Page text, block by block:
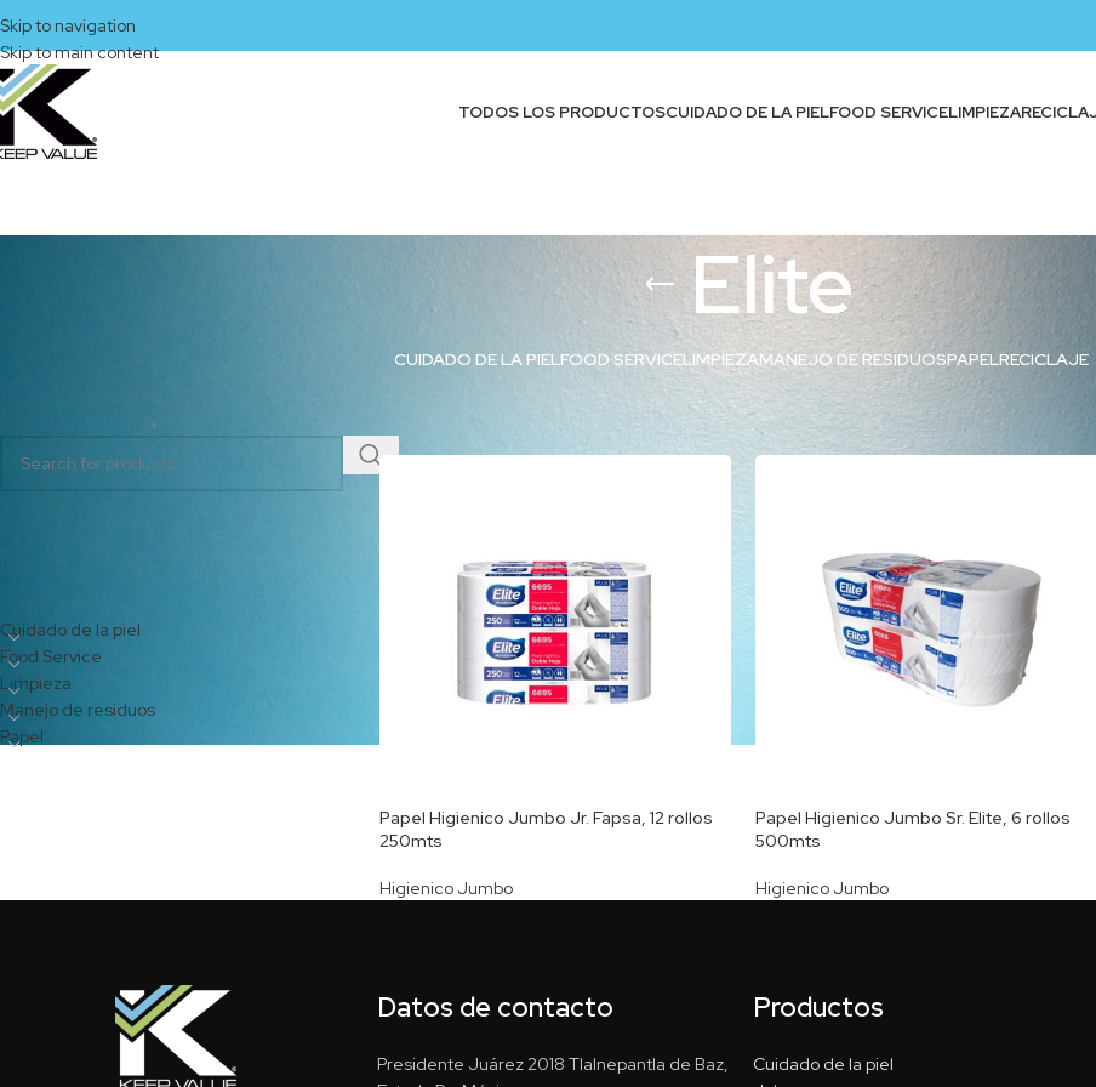
Skip to navigation
Skip to main content
TODOS LOS PRODUCTOSCUIDADO DE LA PIELFOOD SERVICELIMPIEZA
Elite
CUIDADO DE LA PIELFOOD SERVICELIMPIEZAMANEJO DE RESIDUOSPAPELRECICLAJE
Cuidado de la piel
Food Service
Limpieza
Manejo de residuos
Papel
Productos etiquetados “Elite” Show
Papel Higienico Jumbo Jr. Fapsa, 12 rollos
250mts
Higienico Jumbo
Papel Higienico Jumbo Sr. Elite, 6 rollos
500mts
Higienico Jumbo
Datos de contacto
Presidente Juárez 2018 Tlalnepantla de Baz,
Productos
Cuidado de la piel